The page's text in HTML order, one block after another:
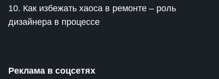
10. Как избежать хаоса в ремонте – роль
дизайнера в процессе
Реклама в соцсетях